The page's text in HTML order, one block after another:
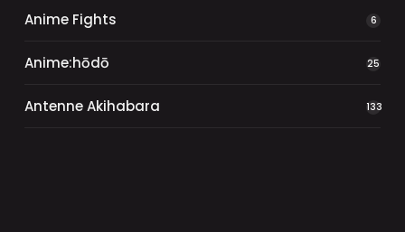
Anime Fights 6
Anime:hōdō 25
Antenne Akihabara 133